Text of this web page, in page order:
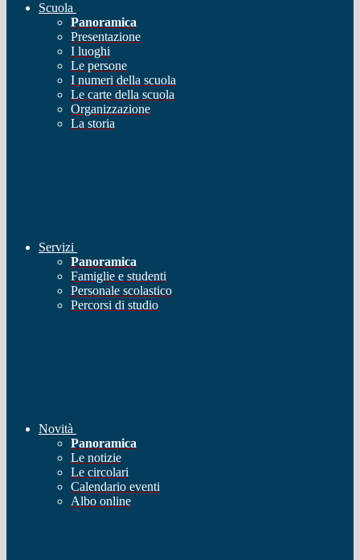
Scuola
Panoramica
Presentazione
I luoghi
Le persone
I numeri della scuola
Le carte della scuola
Organizzazione
La storia
Servizi
Panoramica
Famiglie e studenti
Personale scolastico
Percorsi di studio
Novità
Panoramica
Le notizie
Le circolari
Calendario eventi
Albo online